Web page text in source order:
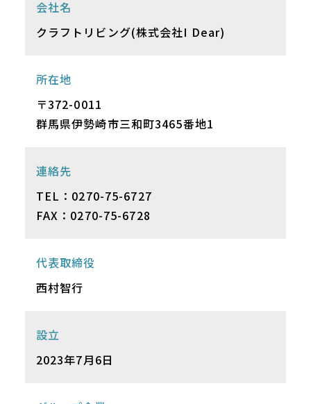
会社名
クラフトリビング(株式会社I Dear)
所在地
〒372-0011
群馬県伊勢崎市三和町3465番地1
連絡先
TEL：0270-75-6727
FAX：0270-75-6728
代表取締役
⻄村智⾏
設⽴
2023年7⽉6⽇